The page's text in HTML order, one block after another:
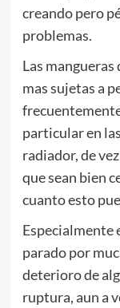
creando pero
problemas.
Las mangueras
mas sujetas a
particular en
radiador, de
que sean bien
cuanto esto
Especialmente
parado por
deterioro de
ruptura, aun a